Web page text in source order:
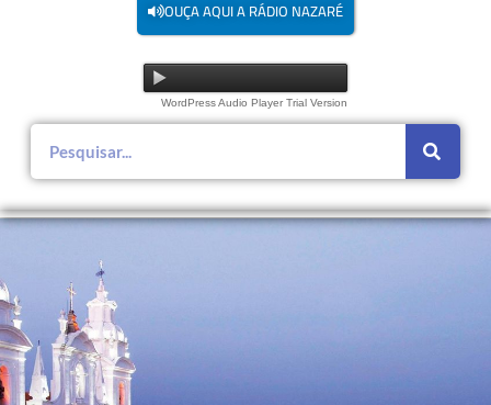
OUÇA AQUI A RÁDIO NAZARÉ
WordPress Audio Player Trial Version